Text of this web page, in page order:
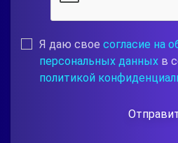
Я даю свое согласие на
персональных данных в
политикой